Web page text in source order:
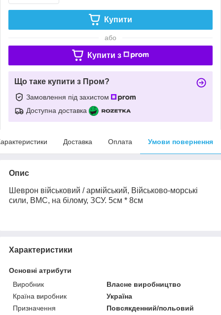
Купити
або
Купити з
Що таке купити з Пром?
Замовлення під захистом
Доступна доставка
Доставка Оплата Умови повернення
Опис
Шеврон військовий / армійський, Військово-морські
сили, ВМС, на білому, ЗСУ. 5см * 8см
Характеристики
Основні атрибути
Виробник
Власне виробництво
Країна виробник
Україна
Призначення
Повсякденний/польовий